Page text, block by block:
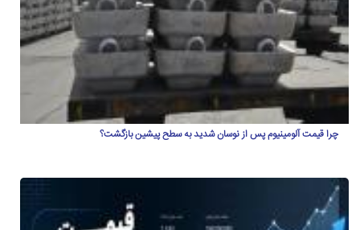
چرا قیمت آلومینیوم پس از نوسان شدید به سطح پیشین بازگشت؟